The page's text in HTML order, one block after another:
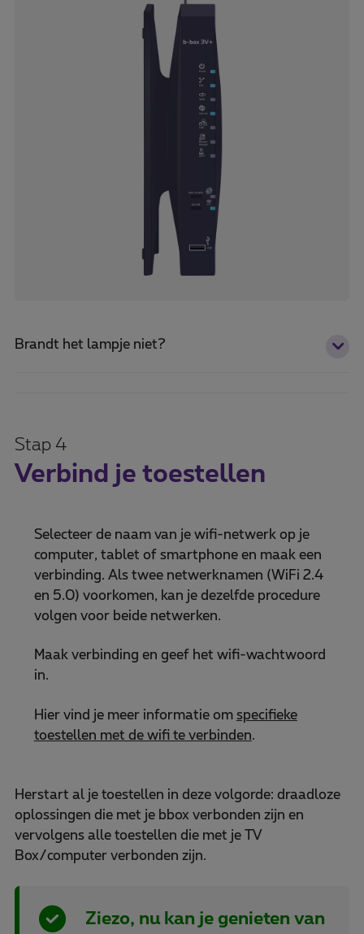
Brandt het lampje niet?
Stap 4
Verbind je toestellen
Selecteer de naam van je wifi-netwerk op je
computer, tablet of smartphone en maak een
verbinding. Als twee netwerknamen (WiFi 2.4
en 5.0) voorkomen, kan je dezelfde procedure
volgen voor beide netwerken.
Maak verbinding en geef het wifi-wachtwoord
in.
Hier vind je meer informatie om specifieke
toestellen met de wifi te verbinden.
Herstart al je toestellen in deze volgorde: draadloze
oplossingen die met je bbox verbonden zijn en
vervolgens alle toestellen die met je TV
Box/computer verbonden zijn.
Ziezo, nu kan je genieten van